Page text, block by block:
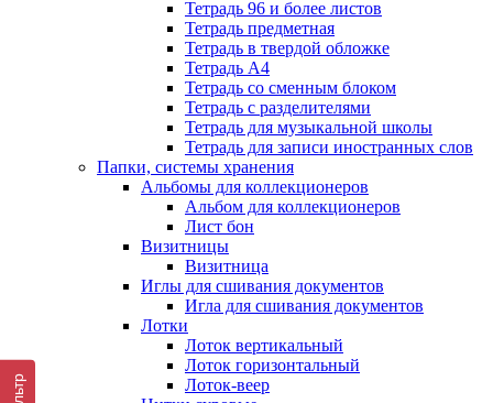
Тетрадь 96 и более листов
Тетрадь предметная
Тетрадь в твердой обложке
Тетрадь А4
Тетрадь со сменным блоком
Тетрадь с разделителями
Тетрадь для музыкальной школы
Тетрадь для записи иностранных слов
Папки, системы хранения
Альбомы для коллекционеров
Альбом для коллекционеров
Лист бон
Визитницы
Визитница
Иглы для сшивания документов
Игла для сшивания документов
Лотки
Лоток вертикальный
Лоток горизонтальный
Лоток-веер